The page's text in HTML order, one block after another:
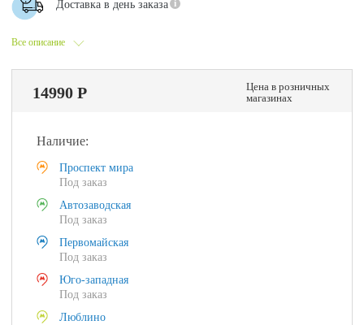
Все описание
Доставка в день заказа
14990 Р
Цена в розничных
магазинах
Наличие:
Проспект мира
Под заказ
Автозаводская
Под заказ
Первомайская
Под заказ
Юго-западная
Под заказ
Люблино